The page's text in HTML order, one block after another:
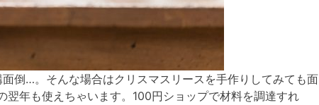
倒…。そんな場合はクリスマスリースを手作りしてみても面
翌年も使えちゃいます。100円ショップで材料を調達すれ